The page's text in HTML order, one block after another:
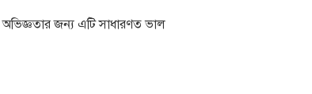
অভিজ্ঞতার জন্য এটি সাধারণত ভাল